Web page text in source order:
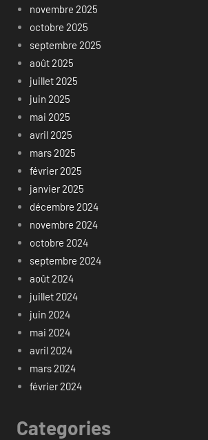
novembre 2025
octobre 2025
septembre 2025
août 2025
juillet 2025
juin 2025
mai 2025
avril 2025
mars 2025
février 2025
janvier 2025
décembre 2024
novembre 2024
octobre 2024
septembre 2024
août 2024
juillet 2024
juin 2024
mai 2024
avril 2024
mars 2024
février 2024
Categories